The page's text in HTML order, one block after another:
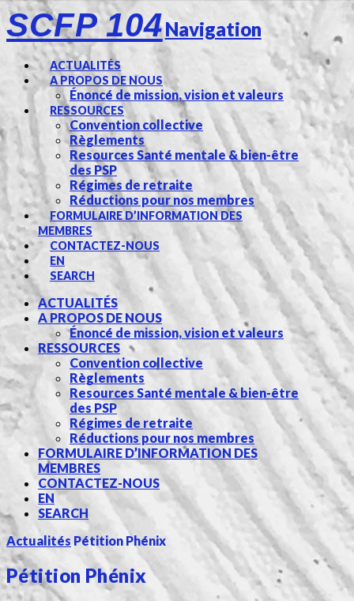
SCFP 104Navigation
ACTUALITÉS
A PROPOS DE NOUS
Énoncé de mission, vision et valeurs
RESSOURCES
Convention collective
Règlements
Resources Santé mentale & bien-être
des PSP
Régimes de retraite
Réductions pour nos membres
FORMULAIRE D’INFORMATION DES
MEMBRES
CONTACTEZ-NOUS
EN
SEARCH
ACTUALITÉS
A PROPOS DE NOUS
Énoncé de mission, vision et valeurs
RESSOURCES
Convention collective
Règlements
Resources Santé mentale & bien-être
des PSP
Régimes de retraite
Réductions pour nos membres
FORMULAIRE D’INFORMATION DES
MEMBRES
CONTACTEZ-NOUS
EN
SEARCH
Actualités Pétition Phénix
Pétition Phénix